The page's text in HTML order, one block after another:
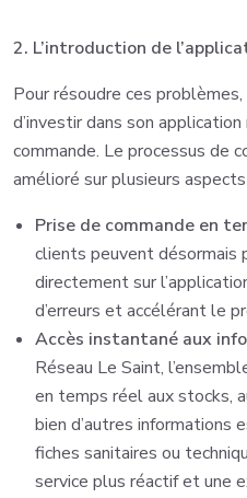
2. L’introduction de
Pour résoudre ces
d’investir dans son
commande. Le processus de
amélioré sur plusieurs aspects
Prise de commande en
clients peuvent désormais
directement sur
d’erreurs et accélérant le
Accès instantané aux
Réseau Le Saint,
en temps réel aux stocks,
bien d’autres
fiches sanitaires ou
service plus réactif et une